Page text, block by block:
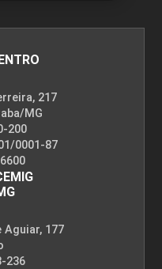
217
MG
200
0001-87
Aguiar, 177
236